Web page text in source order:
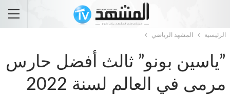
الرئيسية المشهد الرياضي
”ياسين بونو” ثالث أفضل حارس
مرمى في العالم لسنة 2022